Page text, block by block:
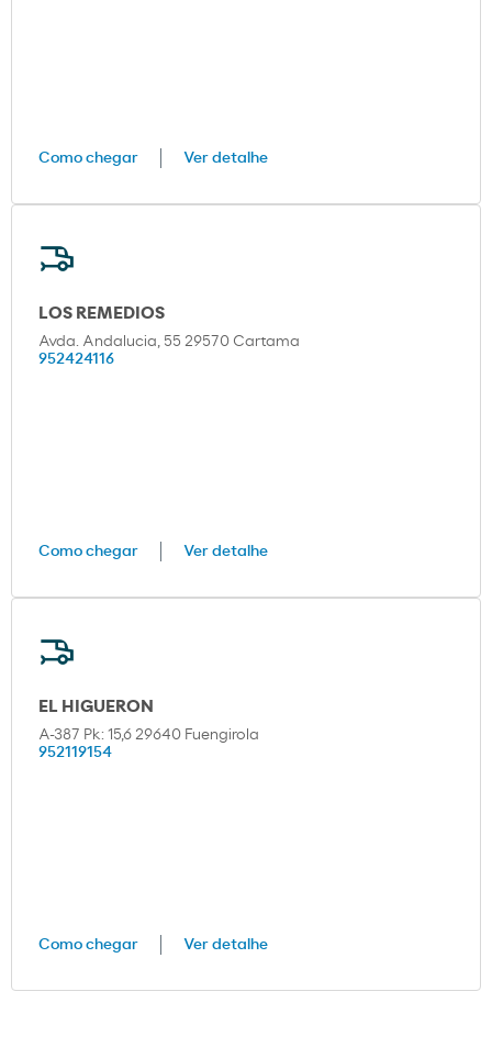
Como chegar Ver detalhe
LOS REMEDIOS
Avda. Andalucia, 55 29570 Cartama
952424116
Como chegar Ver detalhe
EL HIGUERON
A-387 Pk: 15,6 29640 Fuengirola
952119154
Como chegar Ver detalhe